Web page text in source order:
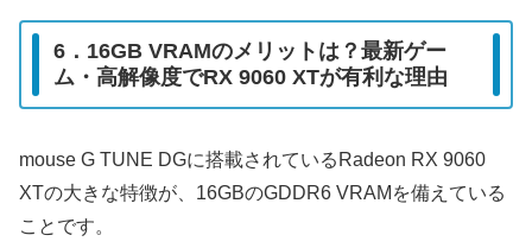
6．16GB VRAMのメリットは？最新ゲー
ム・高解像度でRX 9060 XTが有利な理由
mouse G TUNE DGに搭載されているRadeon RX 9060
XTの大きな特徴が、16GBのGDDR6 VRAMを備えている
ことです。